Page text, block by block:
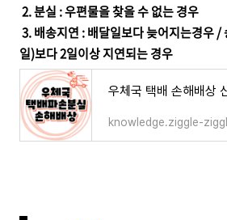
2. 분실 : 우편물을 찾을 수 없는 경우
3. 배송지연 : 배달일보다 늦어지는경우 /
일)보다 2일이상 지연되는 경우
우체국 택배 손해배상
knowledge.ziggle-